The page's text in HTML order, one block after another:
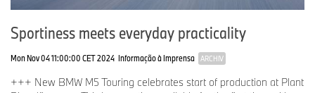
Sportiness meets everyday practicality
Mon Nov 04 11:00:00 CET 2024 Informação à Imprensa ARCHIV
+++ New BMW M5 Touring celebrates start of production at Plant